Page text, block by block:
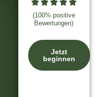
(100% positive
Bewertungen)
Jetzt
beginnen